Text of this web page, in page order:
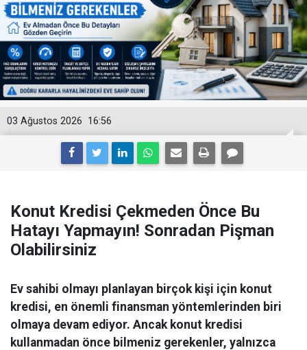
16:56
03 Ağustos 2026
Konut Kredisi Çekmeden Önce Bu
Hatayı Yapmayın! Sonradan Pişman
Olabilirsiniz
Ev sahibi olmayı planlayan birçok kişi için konut
kredisi, en önemli finansman yöntemlerinden biri
olmaya devam ediyor. Ancak konut kredisi
kullanmadan önce bilmeniz gerekenler, yalnızca